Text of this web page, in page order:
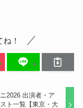
！
2026 出演者・ア
ト一覧【東京・大